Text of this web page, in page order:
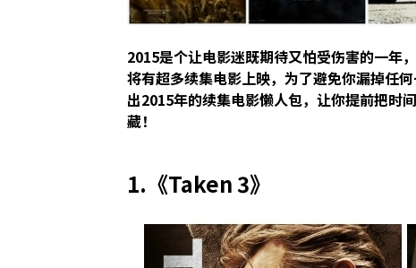
2015是个让电影迷既期待又怕受伤害的一年
将有超多续集电影上映，为了避免你漏掉任
出2015年的续集电影懒人包，让你提前把时
藏！
1.《Taken 3》